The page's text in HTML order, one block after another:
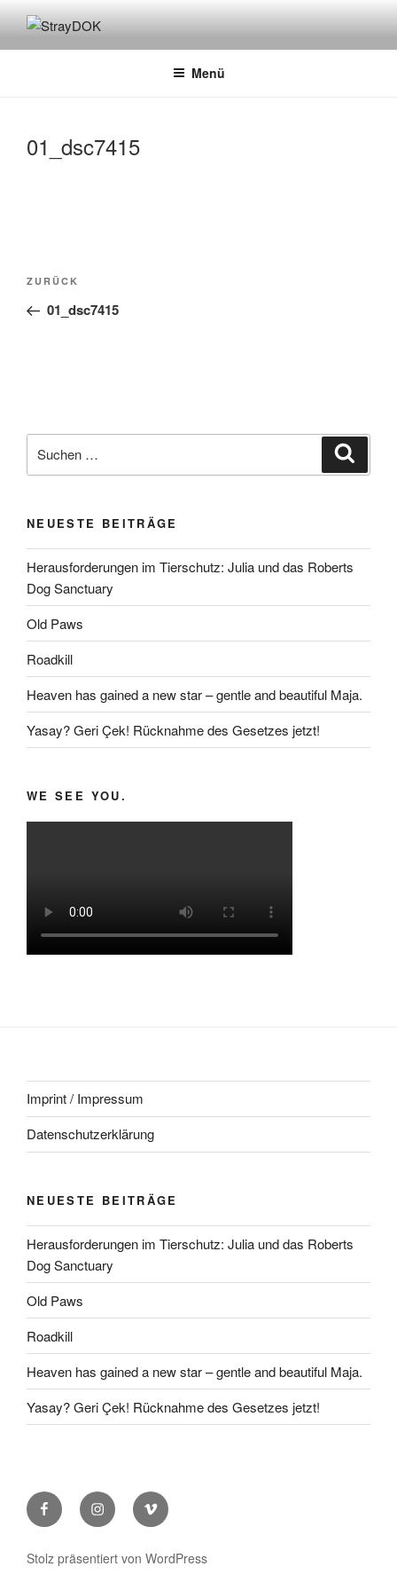
Inhalt
springenSTRAYDOK
Menü
01_dsc7415
Beitragsnavigation
Vorheriger
Beitrag
ZURÜCK
01_dsc7415
nach:
NEUESTE BEITRÄGE
Herausforderungen im Tierschutz: Julia und das Roberts
Dog Sanctuary
Old Paws
Roadkill
Heaven has gained a new star – gentle and beautiful Maja.
Yasay? Geri Çek! Rücknahme des Gesetzes jetzt!
WE SEE YOU.
Imprint / Impressum
Datenschutzerklärung
NEUESTE BEITRÄGE
Herausforderungen im Tierschutz: Julia und das Roberts
Dog Sanctuary
Old Paws
Roadkill
Heaven has gained a new star – gentle and beautiful Maja.
Yasay? Geri Çek! Rücknahme des Gesetzes jetzt!
FacebookInstagramVimeo
Stolz präsentiert von WordPress